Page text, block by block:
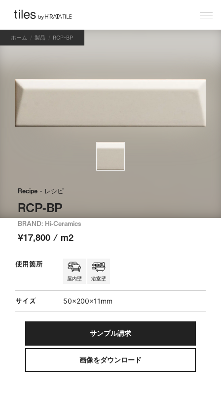
ホーム 製品 RCP-BP
Recipe - レシピ
RCP-BP
BRAND: Hi-Ceramics
¥17,800 / m2
使用箇所
屋内壁 浴室壁
サイズ 50×200×11mm
サンプル請求
画像をダウンロード